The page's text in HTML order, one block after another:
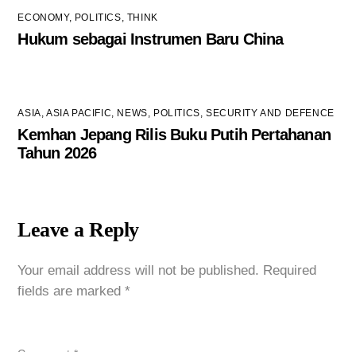
ECONOMY, POLITICS, THINK
Hukum sebagai Instrumen Baru China
ASIA, ASIA PACIFIC, NEWS, POLITICS, SECURITY AND DEFENCE
Kemhan Jepang Rilis Buku Putih Pertahanan
Tahun 2026
Leave a Reply
Your email address will not be published. Required
fields are marked*